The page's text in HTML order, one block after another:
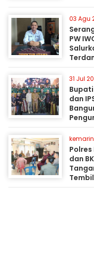
03 Agu
PW
31 Jul
Bupati
dan
kemarin
dan